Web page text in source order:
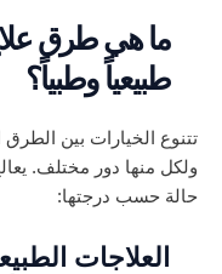
ما هي طرق
طبيعياً وطبياً؟
تتنوع الخيارات بين الطرق
ولكل منها دور مختلف.
حالة حسب درجتها:
العلاجات